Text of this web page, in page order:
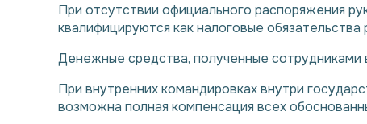
При отсутствии официального распоряжения
квалифицируются как налоговые
Денежные средства, полученные сотрудниками
При внутренних командировках внутри
возможна полная компенсация всех